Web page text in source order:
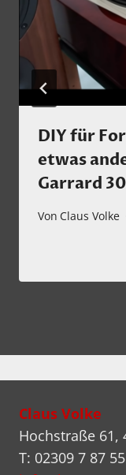
DIY für
etwas
Garrard
Von Claus Volke
Claus Volke
Hochstraße 61,
T: 02309 7 87